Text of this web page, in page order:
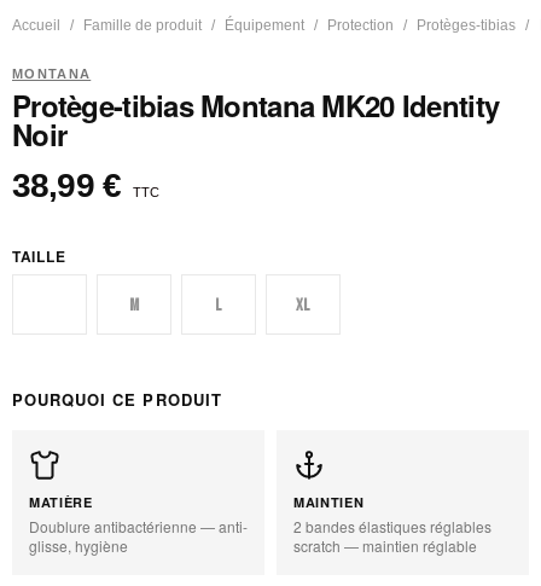
Accueil Famille de produit Équipement Protection Protèges-tibias
MONTANA
Protège-tibias Montana MK20 Identity
Noir
38,99 € TTC
TAILLE
M L XL
POURQUOI CE PRODUIT
MATIÈRE
Doublure antibactérienne — anti-
glisse, hygiène
MAINTIEN
2 bandes élastiques réglables
scratch — maintien réglable